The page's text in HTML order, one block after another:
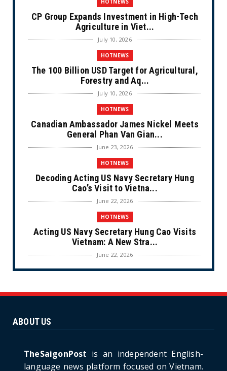
HOTNEWS
CP Group Expands Investment in High-Tech
Agriculture in Viet...
July 10, 2026
HOTNEWS
The 100 Billion USD Target for Agricultural,
Forestry and Aq...
July 10, 2026
HOTNEWS
Canadian Ambassador James Nickel Meets
General Phan Van Gian...
June 23, 2026
HOTNEWS
Decoding Acting US Navy Secretary Hung
Cao’s Visit to Vietna...
June 22, 2026
HOTNEWS
Acting US Navy Secretary Hung Cao Visits
Vietnam: A New Stra...
June 22, 2026
CULTURE
Ninh Bride Re-enacts...
Project: An Analysi...
June 21, 2026
ABOUT US
TheSaigonPost is an independent English-
language news platform focused on Vietnam.